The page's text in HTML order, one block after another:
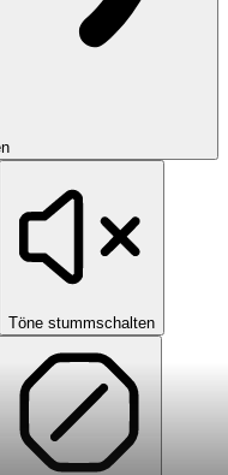
Töne stummschalten